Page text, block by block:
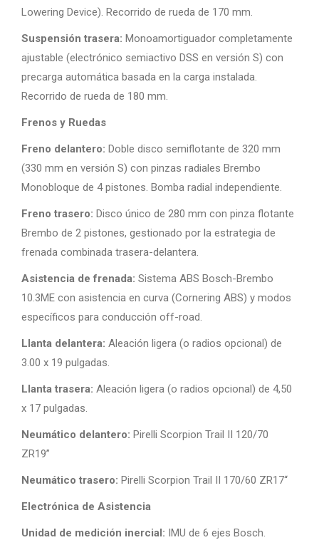
Lowering Device). Recorrido de rueda de 170 mm.
Suspensión trasera: Monoamortiguador completamente
ajustable (electrónico semiactivo DSS en versión S) con
precarga automática basada en la carga instalada.
Recorrido de rueda de 180 mm.
Frenos y Ruedas
Freno delantero: Doble disco semiflotante de 320 mm
(330 mm en versión S) con pinzas radiales Brembo
Monobloque de 4 pistones. Bomba radial independiente.
Freno trasero: Disco único de 280 mm con pinza flotante
Brembo de 2 pistones, gestionado por la estrategia de
frenada combinada trasera-delantera.
Asistencia de frenada: Sistema ABS Bosch-Brembo
10.3ME con asistencia en curva (Cornering ABS) y modos
específicos para conducción off-road.
Llanta delantera: Aleación ligera (o radios opcional) de
3.00 x 19 pulgadas.
Llanta trasera: Aleación ligera (o radios opcional) de 4,50
x 17 pulgadas.
Neumático delantero: Pirelli Scorpion Trail II 120/70
ZR19”
Neumático trasero: Pirelli Scorpion Trail II 170/60 ZR17“
Electrónica de Asistencia
Unidad de medición inercial: IMU de 6 ejes Bosch.